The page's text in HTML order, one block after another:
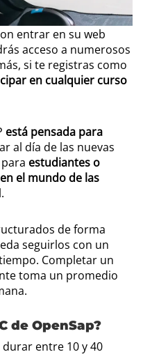
entrar en su web
acceso a numerosos
si te registras como
en cualquier curso
está pensada para
al día de las nuevas
estudiantes o
el mundo de las
de forma
seguirlos con un
Completar un
toma un promedio
de OpenSap?
durar entre 10 y 40